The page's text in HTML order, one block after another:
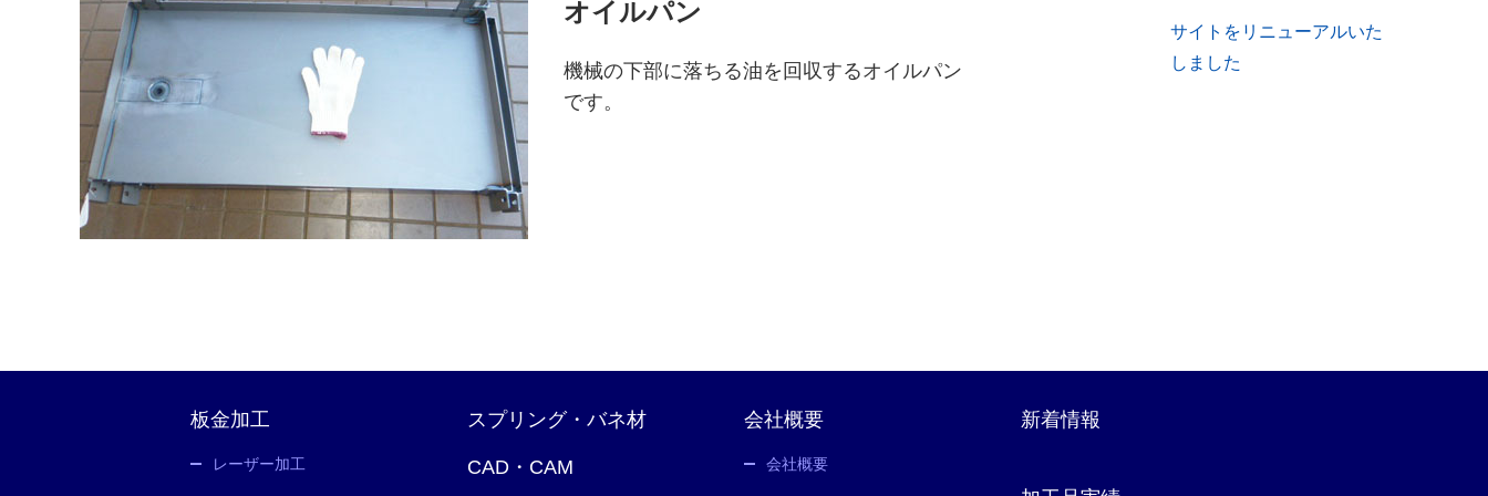
オイルパン
機械の下部に落ちる油を回収するオイルパン
です。
サイトをリニューアルいた
しました
板金加工
レーザー加工
スプリング・バネ材
CAD・CAM
会社概要
会社概要
新着情報